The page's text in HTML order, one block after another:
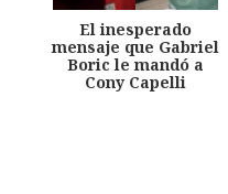
El inesperado
mensaje que Gabriel
Boric le mandó a
Cony Capelli